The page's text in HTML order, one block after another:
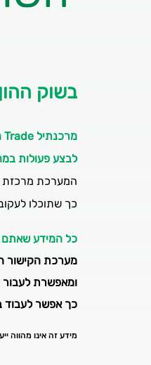
בשוק
מרכנתיל Trade היא מערכת מסחר אונליין המאפשרת להגיב מהר יותר לאירועי שוק,
לבצע פעולות
המערכת מרכזת
כך שתוכלו
כל המידע שאתם
מערכת הקישור
ומאפשרת לעבור
כך אפשר לעבוד
מידע זה אינו מהווה